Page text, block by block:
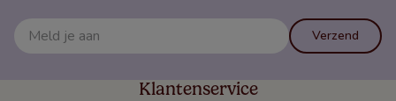
Verzend
Klantenservice